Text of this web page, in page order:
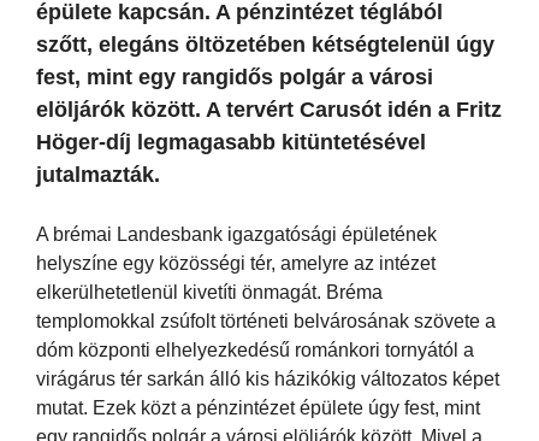
épülete kapcsán. A pénzintézet téglából
szőtt, elegáns öltözetében kétségtelenül úgy
fest, mint egy rangidős polgár a városi
elöljárók között. A tervért Carusót idén a Fritz
Höger-díj legmagasabb kitüntetésével
jutalmazták.
A brémai Landesbank igazgatósági épületének
helyszíne egy közösségi tér, amelyre az intézet
elkerülhetetlenül kivetíti önmagát. Bréma
templomokkal zsúfolt történeti belvárosának szövete a
dóm központi elhelyezkedésű románkori tornyától a
virágárus tér sarkán álló kis házikókig változatos képet
mutat. Ezek közt a pénzintézet épülete úgy fest, mint
egy rangidős polgár a városi elöljárók között. Mivel a